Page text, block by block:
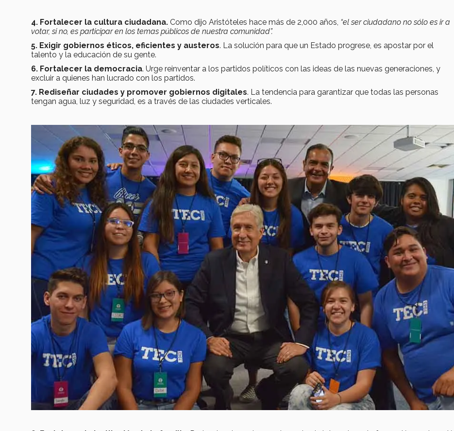
4. Fortalecer la cultura ciudadana. Como dijo Aristóteles hace más de 2,000 años, “el ser ciudadano no sólo es ir a
votar, si no, es participar en los temas públicos de nuestra comunidad”.
5. Exigir gobiernos éticos, eficientes y austeros. La solución para que un Estado progrese, es apostar por el
talento y la educación de su gente.
6. Fortalecer la democracia. Urge reinventar a los partidos políticos con las ideas de las nuevas generaciones, y
excluir a quienes han lucrado con los partidos.
7. Rediseñar ciudades y promover gobiernos digitales. La tendencia para garantizar que todas las personas
tengan agua, luz y seguridad, es a través de las ciudades verticales.